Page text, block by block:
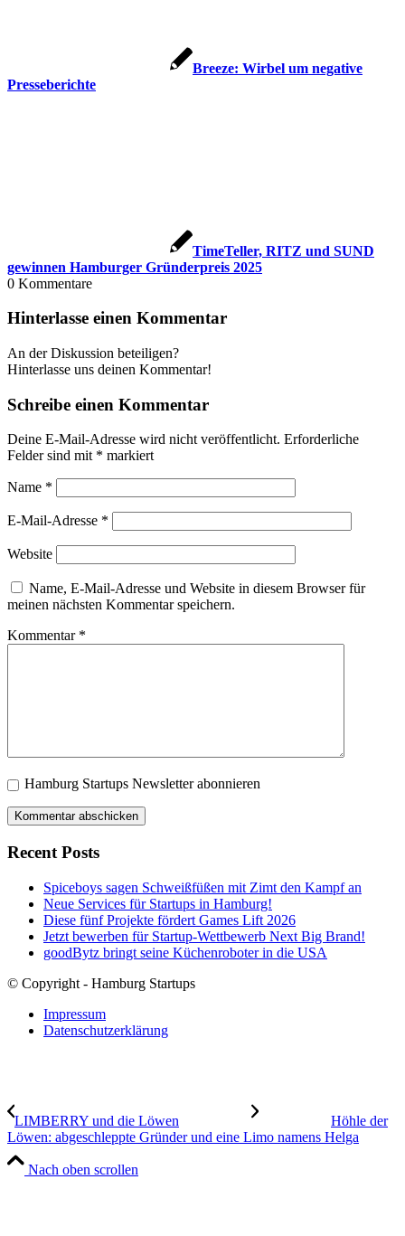
Breeze: Wirbel um negative
Presseberichte
TimeTeller, RITZ und SUND
gewinnen Hamburger Gründerpreis 2025
0 Kommentare
Hinterlasse einen Kommentar
An der Diskussion beteiligen?
Hinterlasse uns deinen Kommentar!
Schreibe einen Kommentar
Deine E-Mail-Adresse wird nicht veröffentlicht. Erforderliche
Felder sind mit * markiert
Name *
E-Mail-Adresse *
Website
Name, E-Mail-Adresse und Website in diesem Browser für
meinen nächsten Kommentar speichern.
Kommentar *
Hamburg Startups Newsletter abonnieren
Recent Posts
Spiceboys sagen Schweißfüßen mit Zimt den Kampf an
Neue Services für Startups in Hamburg!
Diese fünf Projekte fördert Games Lift 2026
Jetzt bewerben für Startup-Wettbewerb Next Big Brand!
goodBytz bringt seine Küchenroboter in die USA
© Copyright - Hamburg Startups
Impressum
Datenschutzerklärung
LIMBERRY und die Löwen
Höhle der
Löwen: abgeschleppte Gründer und eine Limo namens Helga
Nach oben scrollen